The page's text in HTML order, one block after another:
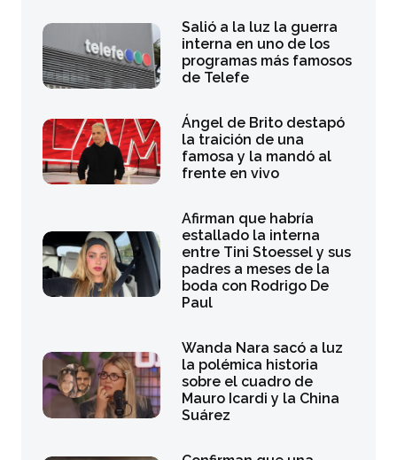
Salió a la luz la guerra
interna en uno de los
programas más famosos
de Telefe
Ángel de Brito destapó
la traición de una
famosa y la mandó al
frente en vivo
Afirman que habría
estallado la interna
entre Tini Stoessel y sus
padres a meses de la
boda con Rodrigo De
Paul
Wanda Nara sacó a luz
la polémica historia
sobre el cuadro de
Mauro Icardi y la China
Suárez